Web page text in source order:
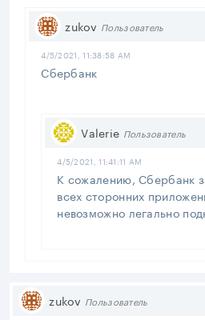
zukov Пользователь
4/5/2021, 11:38:58 AM
Сбербанк
Valerie Пользователь
4/5/2021, 11:41:11 AM
К сожалению, Сбербанк
всех сторонних
невозможно легально
zukov Пользователь